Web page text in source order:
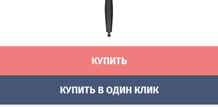
КУПИТЬ
КУПИТЬ В ОДИН КЛИК